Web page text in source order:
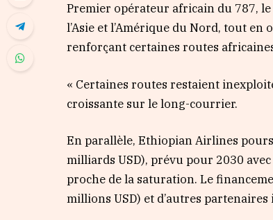
Premier opérateur africain du 787,
l’Asie et l’Amérique du Nord, tout
renforçant certaines routes
« Certaines routes restaient
croissante sur le long-courrier.
En parallèle, Ethiopian Airlines
milliards USD), prévu pour 2030
proche de la saturation. Le
millions USD) et d’autres